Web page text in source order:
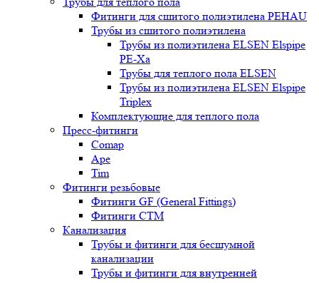
Фитинги для сшитого полиэтилена PEHAU
Трубы из сшитого полиэтилена
Трубы из полиэтилена ELSEN Elspipe
PE-Xa
Трубы для теплого пола ELSEN
Трубы из полиэтилена ELSEN Elspipe
Triplex
Комплектующие для теплого пола
Пресс-фитинги
Comap
Ape
Tim
Фитинги резьбовые
Фитинги GF (General Fittings)
Фитинги CTM
Канализация
Трубы и фитинги для бесшумной
канализации
Трубы и фитинги для внутренней